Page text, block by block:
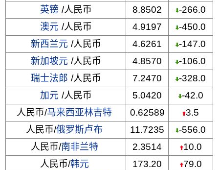
英镑 /人民币 8.8502
-266.0
澳元 /人民币 4.9197
-450.0
新西兰元 /人民币 4.6261
-147.0
新加坡元 /人民币 4.8570
-106.0
瑞士法郎 /人民币 7.2470
-328.0
加元 /人民币 5.0420
-42.0
人民币/马来西亚林吉特 0.62589
3.5
人民币/俄罗斯卢布 11.7235
-556.0
人民币/南非兰特 2.3514
10.0
人民币/韩元 173.20
79.0